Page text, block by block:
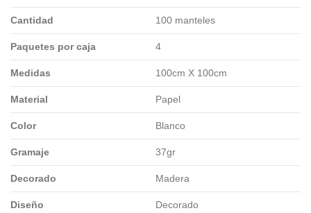
Cantidad 100 manteles
Paquetes por caja 4
Medidas 100cm X 100cm
Material Papel
Color Blanco
Gramaje 37gr
Decorado Madera
Diseño Decorado